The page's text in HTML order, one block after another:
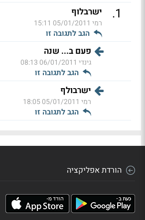
1
. ישרבלוף
רמי 05/01/2011 15:11
הגב לתגובה זו
פעם ב... שנה
גינדי 06/01/2011 08:13
הגב לתגובה זו
ישרבולף
רמי 05/01/2011 18:05
הגב לתגובה זו
הורדת אפליקציה